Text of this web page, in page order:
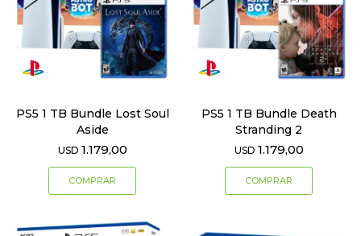
PS5 1 TB Bundle Lost Soul
Aside
USD 1.179,00
PS5 1 TB Bundle Death
Stranding 2
USD 1.179,00